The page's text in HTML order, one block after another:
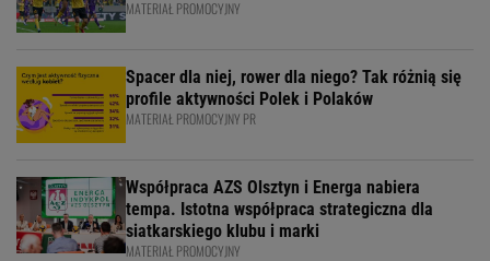
MATERIAŁ PROMOCYJNY
Spacer dla niej, rower dla niego? Tak różnią się
profile aktywności Polek i Polaków
MATERIAŁ PROMOCYJNY PR
Współpraca AZS Olsztyn i Energa nabiera
tempa. Istotna współpraca strategiczna dla
siatkarskiego klubu i marki
MATERIAŁ PROMOCYJNY